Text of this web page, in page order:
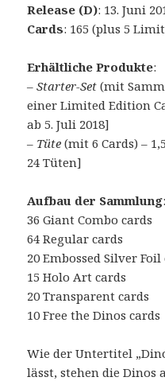
Release (D): 13. Juni
Cards: 165 (plus 5
Erhältliche Produkte:
–Starter-Set (mit
einer Limited Edition
ab 5. Juli 2018]
– Tüte (mit 6 Cards) –
24 Tüten]
Aufbau der Sammlung:
36 Giant Combo cards
64 Regular cards
20 Embossed Silver Foil
15 Holo Art cards
20 Transparent cards
10 Free the Dinos cards
Wie der Untertitel
lässt, stehen die Dinos